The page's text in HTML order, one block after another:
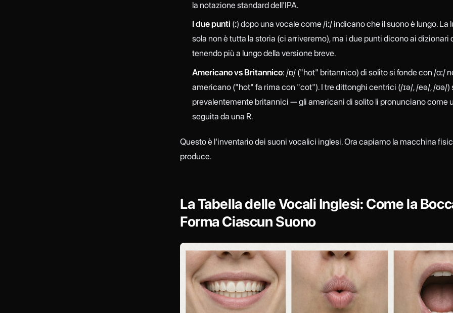
la notazione standard dell'IPA.
I due punti (ː) dopo una vocale come /iː/ indicano che il suono è lungo. La
sola non è tutta la storia (ci arriveremo), ma i due punti dicono ai dizionari
tenendo più a lungo della versione breve.
Americano vs Britannico: /ɒ/ ("hot" britannico) di solito si fonde con /ɑː/
americano ("hot" fa rima con "cot"). I tre dittonghi centrici (/ɪə/, /eə/, /ʊə/)
prevalentemente britannici — gli americani di solito li pronunciano come
seguita da una R.
Questo è l'inventario dei suoni vocalici inglesi. Ora capiamo la macchina
produce.
La Tabella delle Vocali Inglesi: Come la
Forma Ciascun Suono